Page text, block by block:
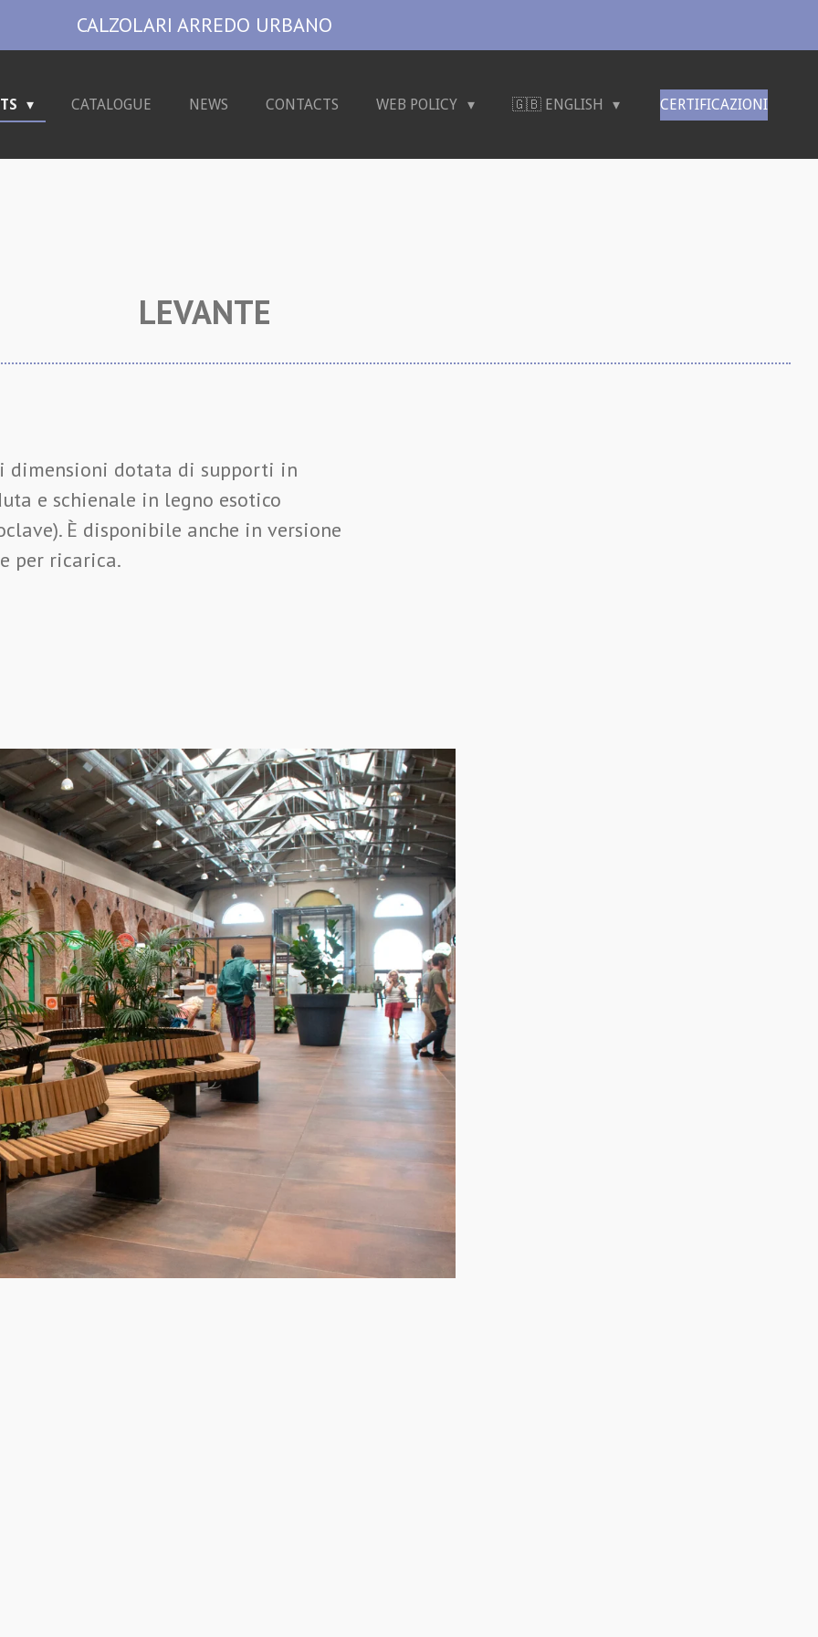
CALZOLARI ARREDO URBANO
CATALOGUE NEWS CONTACTS WEB POLICY 🇬🇧 ENGLISH CERTIFICAZIONI
LEVANTE
dimensioni dotata di supporti in
e schienale in legno esotico
È disponibile anche in versione
per ricarica.